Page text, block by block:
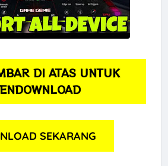
DI ATAS UNTUK
SEKARANG